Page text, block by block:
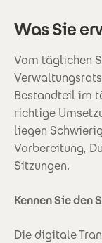
Was Sie
Vom täglichen
Bestandteil im
richtige
liegen
Vorbereitung,
Sitzungen.
Kennen Sie den
Die digitale